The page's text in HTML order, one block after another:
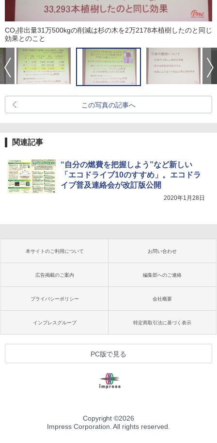
CO2排出量31万500kgの削減は杉の木を2万2178本植樹したのと同じ
効果とのこと
この写真の記事へ
関連記事
“自分の燃費を把握しよう”など新しい
「エコドライブ10のすすめ」。エコドラ
イブ普及連絡会が改訂版公開
2020年1月28日
本サイトのご利用について お問い合わせ
広告掲載のご案内 編集部へのご連絡
プライバシーポリシー 会社概要
インプレスグループ 特定商取引法に基づく表示
PC版で見る
Copyright ©2026
Impress Corporation. All rights reserved.